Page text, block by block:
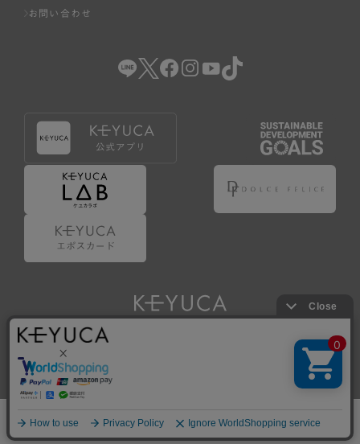
お問い合わせ
Copyright © KAWAJUN Co., Ltd. All Rights Reserved.